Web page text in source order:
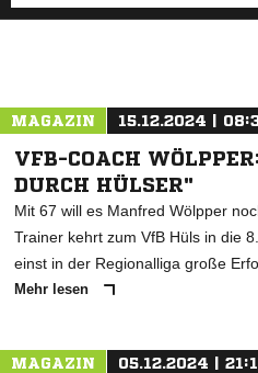
MAGAZIN 15.12.2024 |
VFB-COACH
DURCH HÜLSER"
Mit 67 will es Manfred Wölpper
Trainer kehrt zum VfB Hüls in die
einst in der Regionalliga große
Mehr lesen
MAGAZIN 05.12.2024 |